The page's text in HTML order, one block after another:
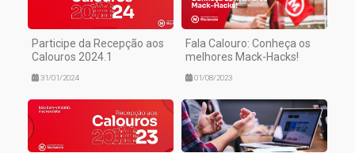
Participe da Recepção aos
Calouros 2024.1
31/01/2024
Fala Calouro: Conheça os
melhores Mack-Hacks!
01/08/2023